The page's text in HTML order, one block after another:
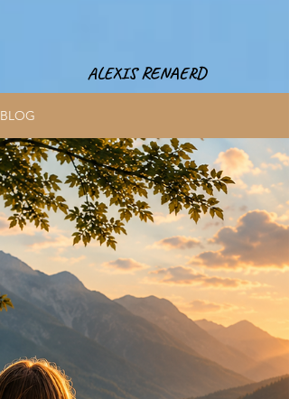
ALEXIS RENAERD
BLOG